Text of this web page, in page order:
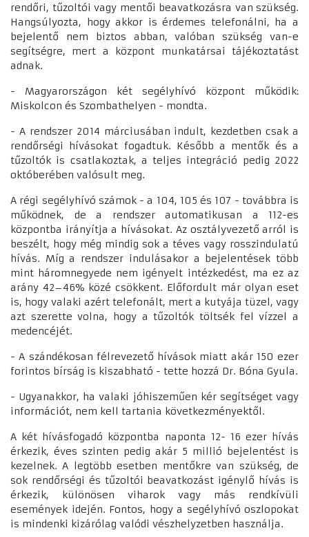
rendőri, tűzoltói vagy mentői beavatkozásra van szükség.
Hangsúlyozta, hogy akkor is érdemes telefonálni, ha a
bejelentő nem biztos abban, valóban szükség van-e
segítségre, mert a központ munkatársai tájékoztatást
adnak.
- Magyarországon két segélyhívó központ működik:
Miskolcon és Szombathelyen - mondta.
- A rendszer 2014 márciusában indult, kezdetben csak a
rendőrségi hívásokat fogadtuk. Később a mentők és a
tűzoltók is csatlakoztak, a teljes integráció pedig 2022
októberében valósult meg.
A régi segélyhívó számok - a 104, 105 és 107 - továbbra is
működnek, de a rendszer automatikusan a 112-es
központba irányítja a hívásokat. Az osztályvezető arról is
beszélt, hogy még mindig sok a téves vagy rosszindulatú
hívás. Míg a rendszer indulásakor a bejelentések több
mint háromnegyede nem igényelt intézkedést, ma ez az
arány 42–46% közé csökkent. Előfordult már olyan eset
is, hogy valaki azért telefonált, mert a kutyája tüzel, vagy
azt szerette volna, hogy a tűzoltók töltsék fel vízzel a
medencéjét.
- A szándékosan félrevezető hívások miatt akár 150 ezer
forintos bírság is kiszabható - tette hozzá Dr. Bóna Gyula.
- Ugyanakkor, ha valaki jóhiszeműen kér segítséget vagy
információt, nem kell tartania következményektől.
A két hívásfogadó központba naponta 12- 16 ezer hívás
érkezik, éves szinten pedig akár 5 millió bejelentést is
kezelnek. A legtöbb esetben mentőkre van szükség, de
sok rendőrségi és tűzoltói beavatkozást igénylő hívás is
érkezik, különösen viharok vagy más rendkívüli
események idején. Fontos, hogy a segélyhívó oszlopokat
is mindenki kizárólag valódi vészhelyzetben használja.